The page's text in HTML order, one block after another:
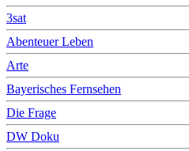
3sat
Abenteuer Leben
Arte
Bayerisches Fernsehen
Die Frage
DW Doku